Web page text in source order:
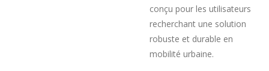
conçu pour les utilisateurs
recherchant une solution
robuste et durable en
mobilité urbaine.